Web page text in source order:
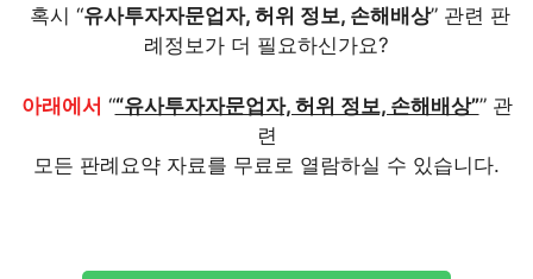
혹시 “유사투자자문업자, 허위 정보, 손해배상” 관련 판
례정보가 더 필요하신가요?
아래에서 ““유사투자자문업자, 허위 정보, 손해배상”” 관
련
모든 판례요약 자료를 무료로 열람하실 수 있습니다.